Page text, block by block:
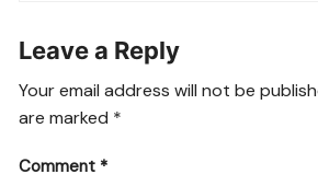
Leave a Reply
Your email address will not be
are marked *
Comment *